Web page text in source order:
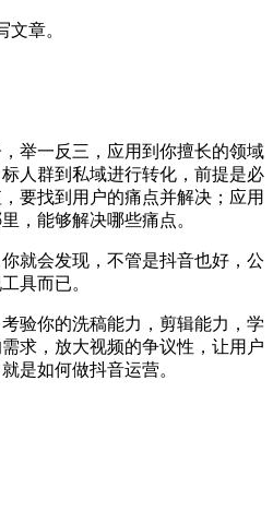
章。
举一反三，应用到你擅长的领域
人群到私域进行转化，前提是必
要找到用户的痛点并解决；应用
，能够解决哪些痛点。
就会发现，不管是抖音也好，公
具而已。
验你的洗稿能力，剪辑能力，学
求，放大视频的争议性，让用户
是如何做抖音运营。